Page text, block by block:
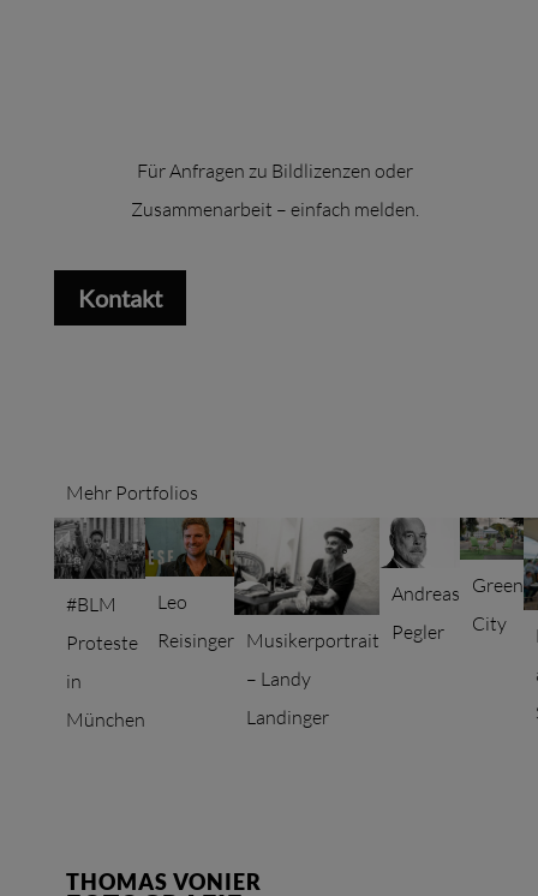
Für Anfragen zu Bildlizenzen oder
Zusammenarbeit – einfach melden.
Kontakt
Mehr Portfolios
#BLM
Proteste
in
München
Leo
Reisinger Musikerportrait
– Landy
Landinger
Andreas
Pegler
Green
City
THOMAS VONIER